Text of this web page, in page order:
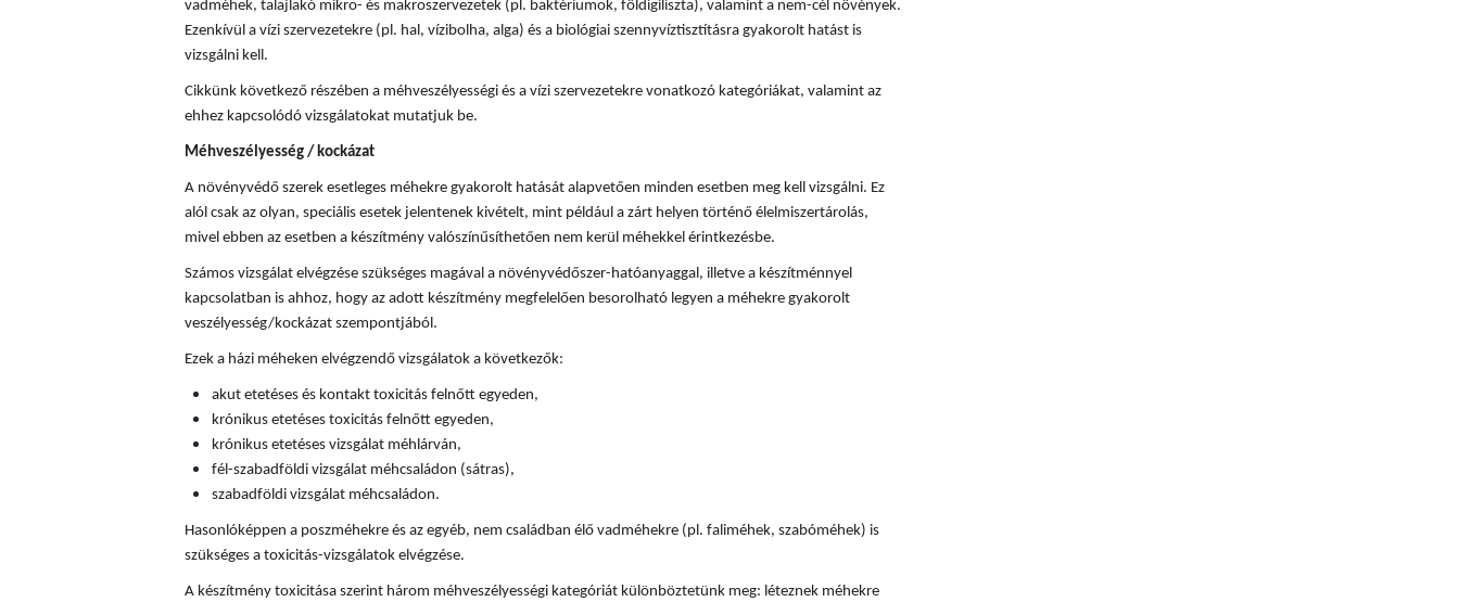
vadméhek, talajlakó mikro- és makroszervezetek (pl. baktériumok, földigiliszta), valamint a nem-cél növények.
Ezenkívül a vízi szervezetekre (pl. hal, vízibolha, alga) és a biológiai szennyvíztisztításra gyakorolt hatást is
vizsgálni kell.
Cikkünk következő részében a méhveszélyességi és a vízi szervezetekre vonatkozó kategóriákat, valamint az
ehhez kapcsolódó vizsgálatokat mutatjuk be.
Méhveszélyesség / kockázat
A növényvédő szerek esetleges méhekre gyakorolt hatását alapvetően minden esetben meg kell vizsgálni. Ez
alól csak az olyan, speciális esetek jelentenek kivételt, mint például a zárt helyen történő élelmiszertárolás,
mivel ebben az esetben a készítmény valószínűsíthetően nem kerül méhekkel érintkezésbe.
Számos vizsgálat elvégzése szükséges magával a növényvédőszer-hatóanyaggal, illetve a készítménnyel
kapcsolatban is ahhoz, hogy az adott készítmény megfelelően besorolható legyen a méhekre gyakorolt
veszélyesség/kockázat szempontjából.
Ezek a házi méheken elvégzendő vizsgálatok a következők:
akut etetéses és kontakt toxicitás felnőtt egyeden,
krónikus etetéses toxicitás felnőtt egyeden,
krónikus etetéses vizsgálat méhlárván,
fél-szabadföldi vizsgálat méhcsaládon (sátras),
szabadföldi vizsgálat méhcsaládon.
Hasonlóképpen a poszméhekre és az egyéb, nem családban élő vadméhekre (pl. faliméhek, szabóméhek) is
szükséges a toxicitás-vizsgálatok elvégzése.
A készítmény toxicitása szerint három méhveszélyességi kategóriát különböztetünk meg: léteznek méhekre